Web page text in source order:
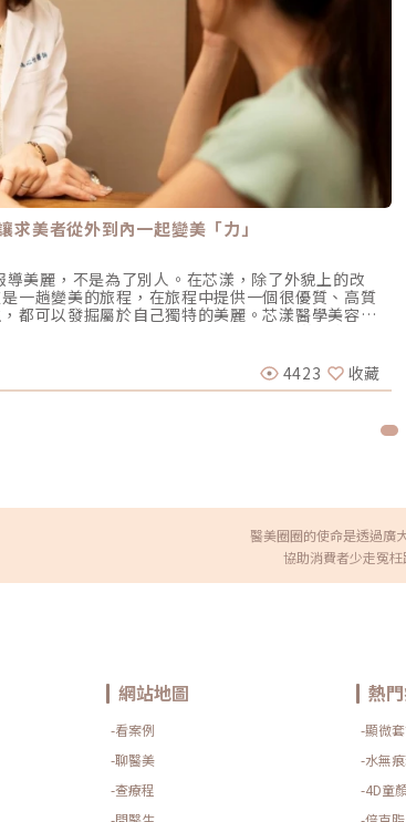
美者從外到內一起變美「力」
美麗，不是為了別人。在芯漾，除了外貌上的改
一趟變美的旅程，在旅程中提供一個很優質、高質
都可以發掘屬於自己獨特的美麗。芯漾醫學美容中
一座有著五星級飯店般高質感的醫美診所，讓人完
就像院長楊心怡醫師對美的定義一樣。從環境氛圍
心的旅程，甚至「有被寵愛的感覺」。一趟讓求美
正的需求，所以一開始的貼心服務、專業諮詢很重
正需求！「我會盡量和顧客聊天，探詢他們做這件
或被分手情傷，發誓要變年輕、變漂亮，楊心怡院
你是自己想要變更好，以自己為出發點，而不是為
是從傾聽開始，包括術後的關懷、追蹤，才能贏得
！平時忙於家務、帶小孩，就把每個月來這裡做治
的療癒時光。當然，診所內隱私性極高的空間，媲
」體雕，芯漾率先引進新科技身為醫美市場的第一
新，很多設備大概兩到三年就是一個週期，有的甚
設備幾乎可以用任性來形容，毫不誇張的說，診所
棟房子了！但不管引進任何儀器、技術，最大的原
做，也放心讓家人來做；尤其注重安全性、有效
玲姊姊都搶先嘗試的EMSCULPT NEO熱磁減脂時，
使用過幾次後，發現自己在上運動教練課時，很多
，連教練都很詫異。減脂、緊實、增肌多效複合式
4423 收藏
醫美圈圈的使命是透過廣
協助消費者少走冤
網站地圖
-看案例
-聊醫美
-查療程
熱
-顯微
-水無
-4D童